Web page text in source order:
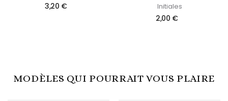
3,20 €
Initiales
2,00 €
MODÈLES QUI POURRAIT VOUS PLAIRE